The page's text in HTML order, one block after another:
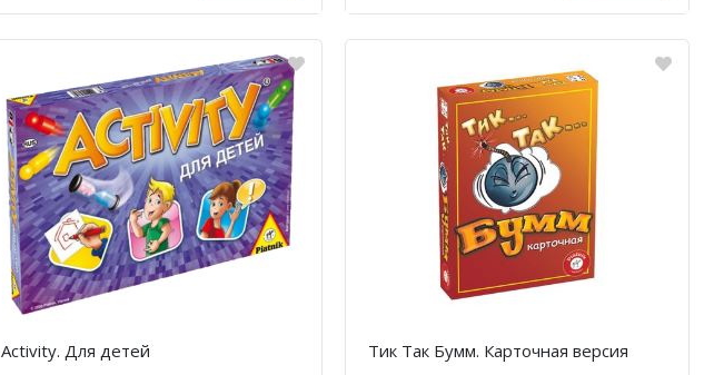
Activity. Для детей Тик Так Бумм. Карточная версия